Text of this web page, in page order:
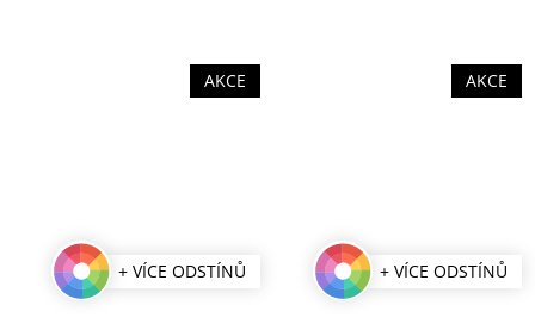
AKCE
+ VÍCE ODSTÍNŮ
AKCE
+ VÍCE ODSTÍNŮ